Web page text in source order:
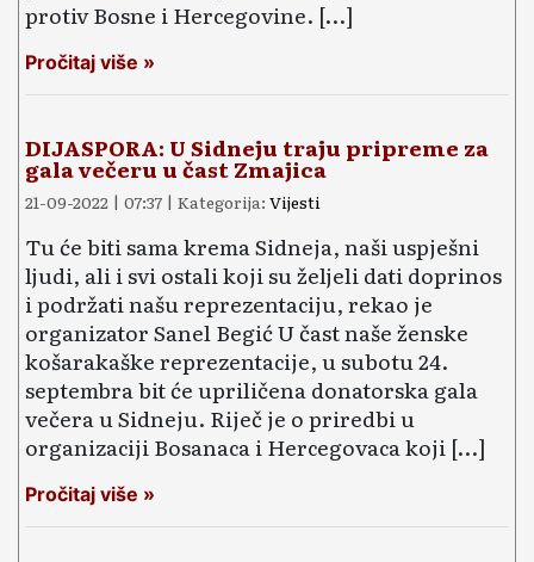
protiv Bosne i Hercegovine. […]
Pročitaj više »
DIJASPORA: U Sidneju traju pripreme za
gala večeru u čast Zmajica
21-09-2022 | 07:37 | Kategorija: Vijesti
Tu će biti sama krema Sidneja, naši uspješni
ljudi, ali i svi ostali koji su željeli dati doprinos
i podržati našu reprezentaciju, rekao je
organizator Sanel Begić U čast naše ženske
košarakaške reprezentacije, u subotu 24.
septembra bit će upriličena donatorska gala
večera u Sidneju. Riječ je o priredbi u
organizaciji Bosanaca i Hercegovaca koji […]
Pročitaj više »